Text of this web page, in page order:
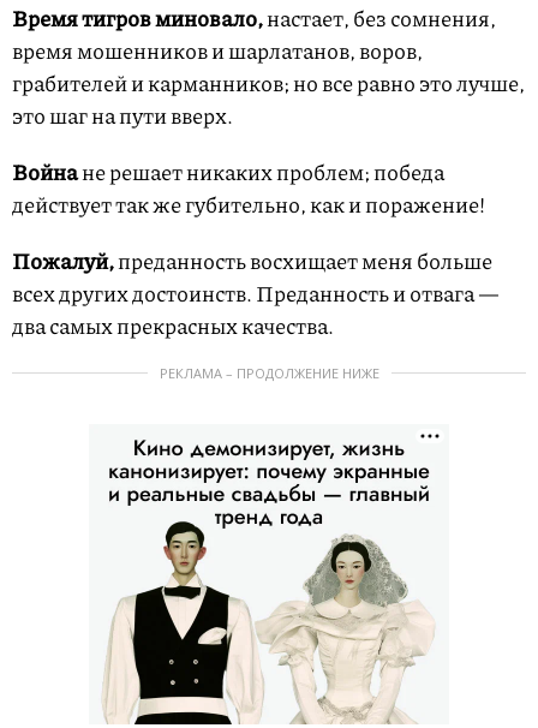
Время тигров миновало,настает, без сомнения,
время мошенников и шарлатанов, воров,
грабителей и карманников; но все равно это лучше,
это шаг на пути вверх.
Войнане решает никаких проблем; победа
действует так же губительно, как и поражение!
Пожалуй,преданность восхищает меня больше
всех других достоинств. Преданность и отвага —
два самых прекрасных качества.
РЕКЛАМА – ПРОДОЛЖЕНИЕ НИЖЕ